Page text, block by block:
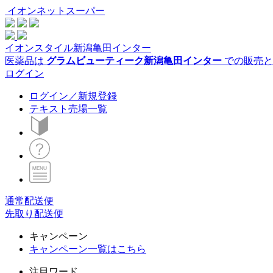
イオンネットスーパー
イオンスタイル新潟亀田インター
医薬品は グラムビューティーク新潟亀田インター での販売
ログイン
ログイン／新規登録
テキスト売場一覧
通常配送便
先取り配送便
キャンペーン
キャンペーン一覧はこちら